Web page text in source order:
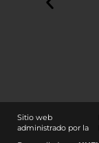
Sitio web
administrado por la